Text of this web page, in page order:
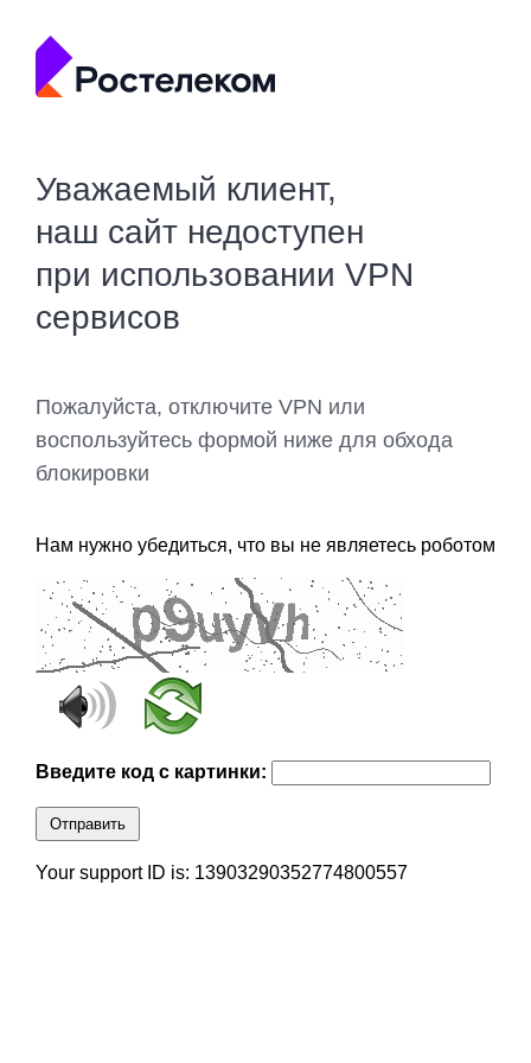
Уважаемый клиент,
наш сайт недоступен
при использовании VPN
сервисов
Пожалуйста, отключите VPN или
воспользуйтесь формой ниже для обхода
блокировки
Нам нужно убедиться, что вы не являетесь роботом
Введите код с картинки:
Отправить
Your support ID is: 13903290352774800557